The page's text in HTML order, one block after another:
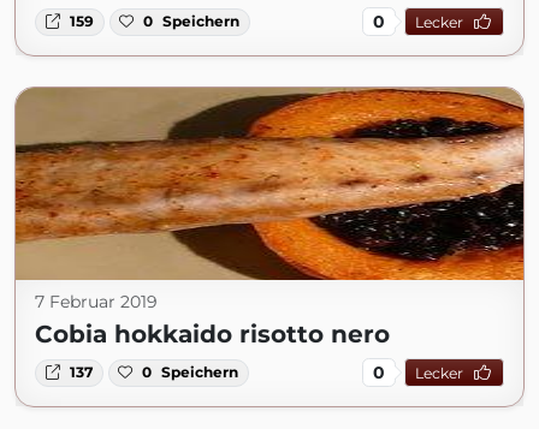
159 0 Speichern 0 Lecker
7 Februar 2019
Cobia hokkaido risotto nero
137 0 Speichern 0 Lecker